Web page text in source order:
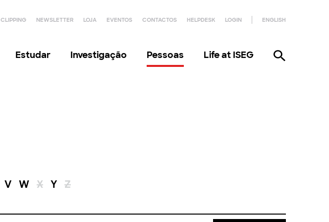
CLIPPING NEWSLETTER LOJA EVENTOS CONTACTOS HELPDESK LOGIN ENGLISH
Estudar Investigação Pessoas Life at ISEG
V W X Y Z